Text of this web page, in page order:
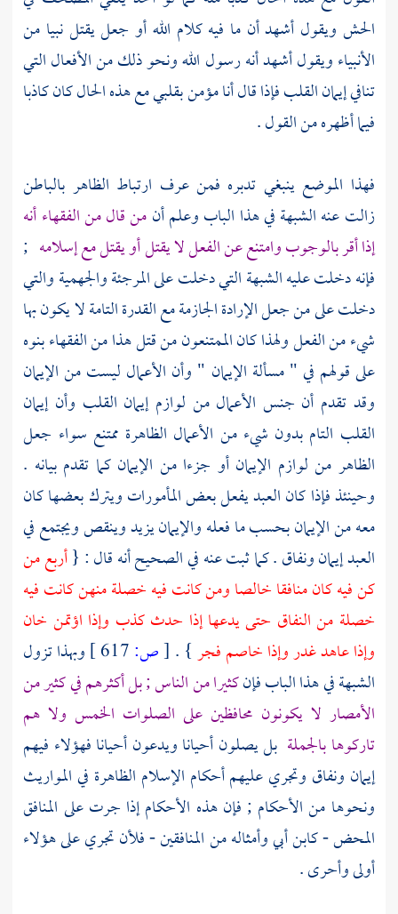
الحش ويقول أشهد أن ما فيه كلام الله أو جعل يقتل نبيا من
الأنبياء ويقول أشهد أنه رسول الله ونحو ذلك من الأفعال التي
تنافي إيمان القلب فإذا قال أنا مؤمن بقلبي مع هذه الحال كان كاذبا
فيما أظهره من القول .
فهذا الموضع ينبغي تدبره فمن عرف ارتباط الظاهر بالباطن
زالت عنه الشبهة في هذا الباب وعلم أنمن قال من الفقهاء أنه
إذا أقر بالوجوب وامتنع عن الفعل لا يقتل أو يقتل مع إسلامه ;
فإنه دخلت عليه الشبهة التي دخلت علىالمرجئةوالجهميةوالتي
دخلت على من جعل الإرادة الجازمة مع القدرة التامة لا يكون بها
شيء من الفعل ولهذا كان الممتنعون من قتل هذا من الفقهاء بنوه
على قولهم في " مسألة الإيمان " وأن الأعمال ليست من الإيمان
وقد تقدم أن جنس الأعمال من لوازم إيمان القلب وأن إيمان
القلب التام بدون شيء من الأعمال الظاهرة ممتنع سواء جعل
الظاهر من لوازم الإيمان أو جزءا من الإيمان كما تقدم بيانه .
وحينئذ فإذا كان العبد يفعل بعض المأمورات ويترك بعضها كان
معه من الإيمان بحسب ما فعله والإيمان يزيد وينقص ويجتمع في
العبد إيمان ونفاق . كما ثبت عنه في الصحيح أنه قال : {أربع من
كن فيه كان منافقا خالصا ومن كانت فيه خصلة منهن كانت فيه
خصلة من النفاق حتى يدعها إذا حدث كذب وإذا اؤتمن خان
وإذا عاهد غدر وإذا خاصم فجر} .
[ص:
وبهذا تزول
الشبهة في هذا الباب فإنكثيرا من الناس ; بل أكثرهم في كثير من
الأمصار لا يكونون محافظين على الصلوات الخمس ولا هم
تاركوها بالجملة بل يصلون أحيانا ويدعون أحيانا فهؤلاء فيهم
إيمان ونفاق وتجري عليهم أحكام الإسلام الظاهرة في المواريث
ونحوها من الأحكام ; فإن هذه الأحكام إذا جرت على المنافق
المحض -كابن أبيوأمثاله من المنافقين - فلأن تجري على هؤلاء
أولى وأحرى .